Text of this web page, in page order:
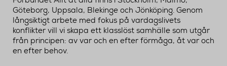
Göteborg, Uppsala, Blekinge och Jönköping. Genom
långsiktigt arbete med fokus på vardagslivets
konflikter vill vi skapa ett klasslöst samhälle som utgår
från principen: av var och en efter förmåga, åt var och
en efter behov.